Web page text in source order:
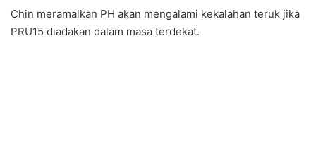
Chin meramalkan PH akan mengalami kekalahan teruk jika
PRU15 diadakan dalam masa terdekat.